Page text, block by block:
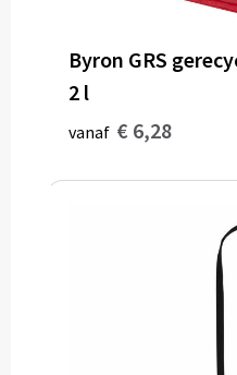
Byron GRS
2 l
vanaf € 6,28